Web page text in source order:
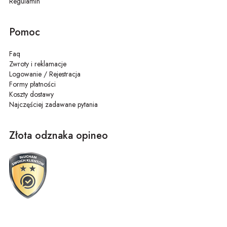
Pomoc
Faq
Zwroty i reklamacje
Logowanie / Rejestracja
Formy płatności
Koszty dostawy
Najczęściej zadawane pytania
Złota odznaka opineo